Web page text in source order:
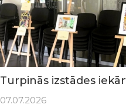
Turpinās izstādes
07.07.2026